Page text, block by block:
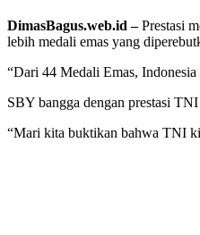
DimasBagus.web.id –Prestasi
lebih medali emas yang
“Dari 44 Medali Emas,
SBY bangga dengan prestasi
“Mari kita buktikan bahwa TNI